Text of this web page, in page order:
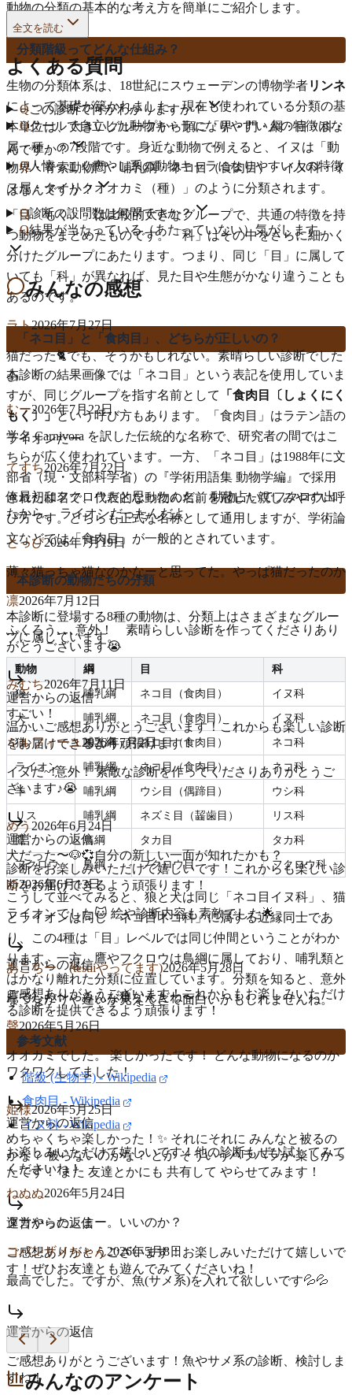
動物の分類の基本的な考え方を簡単にご紹介します。
分類階級ってどんな仕組み？
生物の分類体系は、18世紀にスウェーデンの博物学者リンネ
によって基礎が築かれました。現在も使われている分類の基
本単位は、大きいグループから順に「界・門・綱・目・科・
属・種」の7段階です。身近な動物で例えると、イヌは「動
物界・脊索動物門・哺乳綱・ネコ目（食肉目）・イヌ科・イ
ヌ属・タイリクオオカミ（種）」のように分類されます。
「目〔もく〕」は比較的大きなグループで、共通の特徴を持
つ動物をまとめたものです。「科」はその中をさらに細かく
分けたグループにあたります。つまり、同じ「目」に属して
いても「科」が異なれば、見た目や生態がかなり違うことも
あるのです。
「ネコ目」と「食肉目」、どちらが正しいの？
本診断の結果画像では「ネコ目」という表記を使用していま
すが、同じグループを指す名前として
「食肉目〔しょくにく
もく〕」という呼び方もあります。「食肉目」はラテン語の
学名 Carnivora を訳した伝統的な名称で、研究者の間ではこ
ちらが広く使われています。一方、「ネコ目」は1988年に文
部省（現・文部科学省）の『学術用語集 動物学編』で採用
された和名で、代表的な動物の名前を冠した親しみやすい呼
び方です。どちらも正式な名称として通用しますが、学術論
文などでは「食肉目」が一般的とされています。
本診断の動物たちの分類
本診断に登場する8種の動物は、分類上はさまざまなグルー
プに属しています。
動物 綱 目 科
狼 哺乳綱 ネコ目（食肉目） イヌ科
犬 哺乳綱 ネコ目（食肉目） イヌ科
猫 哺乳綱 ネコ目（食肉目） ネコ科
ライオン 哺乳綱 ネコ目（食肉目） ネコ科
羊 哺乳綱 ウシ目（偶蹄目） ウシ科
リス 哺乳綱 ネズミ目（齧歯目） リス科
鷹 鳥綱 タカ目 タカ科
フクロウ 鳥綱 フクロウ目 フクロウ科
こうして並べてみると、狼と犬は同じ「ネコ目イヌ科」、猫
とライオンは同じ「ネコ目ネコ科」に属する近縁同士であ
り、この4種は「目」レベルでは同じ仲間ということがわか
ります。一方、鷹やフクロウは鳥綱に属しており、哺乳類と
はかなり離れた分類に位置しています。分類を知ると、意外
なつながりや違いが見えてきて面白いかもしれませんね。
参考文献
階級 (生物学) - Wikipedia
食肉目 - Wikipedia
イヌ科 - Wikipedia
全文を読む
よくある質問
Qこの診断で何がわかりますか？
Qクールで自立した動物キャラになりやすい人の特徴はな
んですか？
Q人懐っこく癒やし系の動物キャラになりやすい人の特徴
はなんですか？
Q診断の設問数は何問ですか？
Q結果が当たっている（あたっていない）気がします。
みんなの感想
ラト2026年7月27日
猫だった🐈でも、そうかもしれない。素晴らしい診断でした
👍
むー2026年7月22日
ライオンだー
てすち2026年7月22日
俺最初はフクロウだと思ったんだ。 動物占いでフクロウ出
たから。 ライオンだったんだよ
とっぴ2026年7月19日
薄々猫っちゃ猫なのかなーと思ってた。やっぱ猫だったのか
凛2026年7月12日
ふくろう､､､意外！ 素晴らしい診断を作ってくださりあり
がとうございます😭
運営からの返信
温かいご感想ありがとうございます！これからも楽しい診断
をお届けできるよう頑張ります！
みむち2026年7月11日
すごい！
ミルフィーユ2026年7月2日
イヌだ~!意外！ 素敵な診断を作ってくださりありがとうご
ざいます♪😭
運営からの返信
診断をお楽しみいただけて嬉しいです！これからも楽しい診
断をお届けできるよう頑張ります！
めう2026年6月24日
犬だった〜🐶💞自分の新しい一面が知れたかも？
ゆ2026年6月13日
ライオンでした🐱 絵や診断内容も素敵でした🌟
運営からの返信
ご感想ありがとうございます！これからもお楽しみいただけ
る診断を提供できるよう頑張ります！
あこちー (testiiやってます)2026年5月28日
鷹でした〜 みんな狼なんだね〜
聲2026年5月26日
オオカミでした。 楽しかったです！ どんな動物になるのか
ワクワクしてました！
運営からの返信
お楽しみいただけて嬉しいです！他の診断もぜひ試してみて
くださいね！
姫様2026年5月25日
めちゃくちゃ楽しかった！✨️ それにそれに みんなと被るの
かな？ 被らないのかな？ とか そういうハラハラが 楽しかっ
たです！ また 友達とかにも 共有して やらせてみます！
運営からの返信
ご感想ありがとうございます！お楽しみいただけて嬉しいで
す！ぜひお友達とも遊んでみてくださいね！
ねぬぬ2026年5月24日
タカやった。まー。いいのか？
コバンザメちゃん2026年5月8日
最高でした。ですが、魚(サメ系)を入れて欲しいです💦💦
運営からの返信
ご感想ありがとうございます！魚やサメ系の診断、検討しま
すね！みんなのアンケート